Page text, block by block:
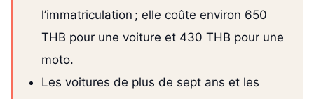
l’immatriculation ; elle coûte environ 650
THB pour une voiture et 430 THB pour une
moto.
Les voitures de plus de sept ans et les